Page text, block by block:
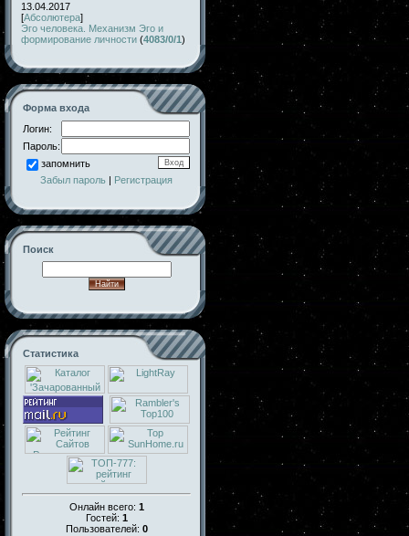
13.04.2017
[Абсолютера]
Эго человека. Механизм Эго и
формирование личности (4083/0/1)
Форма входа
Логин:
Пароль:
запомнить
Забыл пароль | Регистрация
Поиск
Статистика
Онлайн всего: 1
Гостей: 1
Пользователей: 0